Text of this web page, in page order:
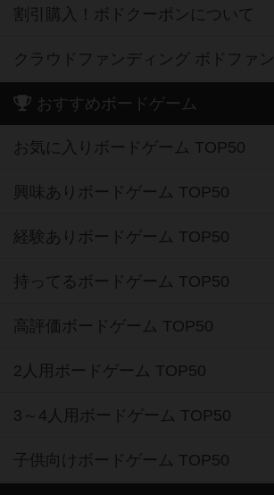
割引購入！ボドクーポンについて
クラウドファンディング ボドファン
おすすめボードゲーム
お気に入りボードゲーム TOP50
興味ありボードゲーム TOP50
経験ありボードゲーム TOP50
持ってるボードゲーム TOP50
高評価ボードゲーム TOP50
2人用ボードゲーム TOP50
3～4人用ボードゲーム TOP50
子供向けボードゲーム TOP50